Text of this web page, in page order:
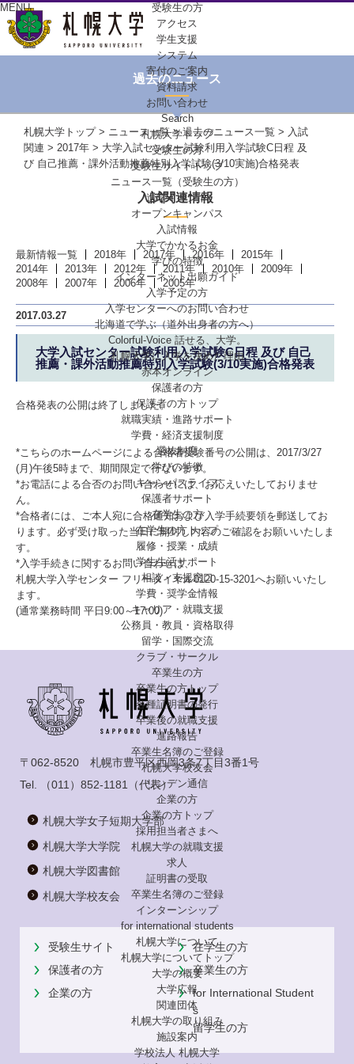
MENU
受験生の方
アクセス
学生支援
システム
寄付のご案内
資料請求
お問い合わせ
Search
札幌大学トップ
受験生の方
受験生サイトトップ
ニュース一覧（受験生の方）
進学イベント
オープンキャンパス
入試情報
大学でかかるお金
学びの特徴
インターネット出願ガイド
入学予定の方
入学センターへのお問い合わせ
北海道で学ぶ（道外出身者の方へ）
Colorful-Voice 話せる、大学。
札幌大学に入学を決めた理由
赤本オンライン
保護者の方
保護者の方トップ
就職実績・進路サポート
学費・経済支援制度
選抜制度
学びの特徴
キャンパスライフ
保護者サポート
在学生の方
在学生の方トップ
履修・授業・成績
学生生活サポート
相談・支援窓口
学費・奨学金情報
キャリア・就職支援
公務員・教員・資格取得
留学・国際交流
クラブ・サークル
卒業生の方
卒業生の方トップ
各種証明書の発行
卒業後の就職支援
進路報告
卒業生名簿のご登録
札幌大学校友会
リンデン通信
企業の方
企業の方トップ
採用担当者さまへ
札幌大学の就職支援
求人
証明書の受取
卒業生名簿のご登録
インターンシップ
for internationalstudents
札幌大学について
札幌大学についてトップ
大学の概要
大学広報
関連団体
札幌大学の取り組み
施設案内
学校法人 札幌大学
過去のニュース
札幌大学トップ> ニュース一覧>過去のニュース一覧 > 入試
関連 > 2017年 > 大学入試センター試験利用入学試験C日程 及
び 自己推薦・課外活動推薦特別入学試験(3/10実施)合格発表
入試関連情報
最新情報一覧 2018年 2017年 2016年
2015年
2014年
2013年 2012年 2011年 2010年
2009年
2008年
2007年 2006年 2005年
2017.03.27
大学入試センター試験利用入学試験C日程 及び 自己
推薦・課外活動推薦特別入学試験(3/10実施)合格発表
合格発表の公開は終了しました。
*こちらのホームページによる合格者受験番号の公開は、2017/3/27
(月)午後5時まで、期間限定で行ないます。
*お電話による合否のお問い合わせには、お応えいたしておりませ
ん。
*合格者には、ご本人宛に合格通知および入学手続要領を郵送してお
ります。必ず受け取った当日に開封し内容のご確認をお願いいたしま
す。
*入学手続きに関するお問い合わせは、
札幌大学入学センター フリーダイヤル0120-15-3201へお願いいたし
ます。
(通常業務時間 平日9:00～17:00)
〒062-8520 札幌市豊平区西岡3条7丁目3番1号
Tel.
（011）852-1181 （代表）
札幌大学女子短期大学部
札幌大学大学院
札幌大学図書館
札幌大学校友会
受験生サイト
在学生の方
保護者の方
卒業生の方
企業の方
for International Student
s
留学生の方